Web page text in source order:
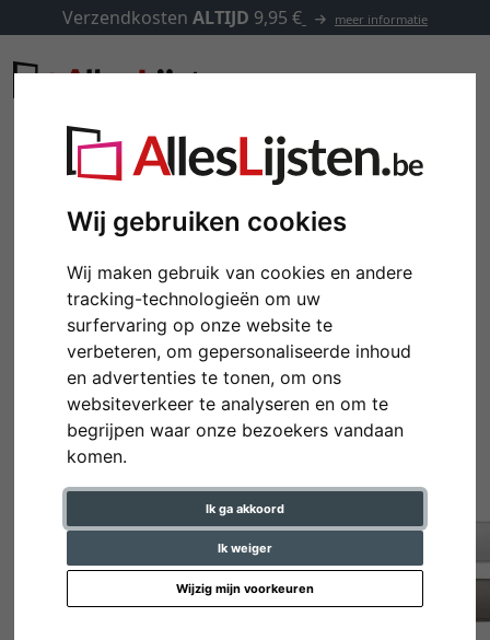
Wij gebruiken cookies
Wij maken gebruik van cookies en andere
tracking-technologieën om uw
surfervaring op onze website te
verbeteren, om gepersonaliseerde inhoud
en advertenties te tonen, om ons
websiteverkeer te analyseren en om te
begrijpen waar onze bezoekers vandaan
komen.
Ik ga akkoord
Ik weiger
Wijzig mijn voorkeuren
Verzendkosten ALTIJD 9,95 € meer informatie
Terug